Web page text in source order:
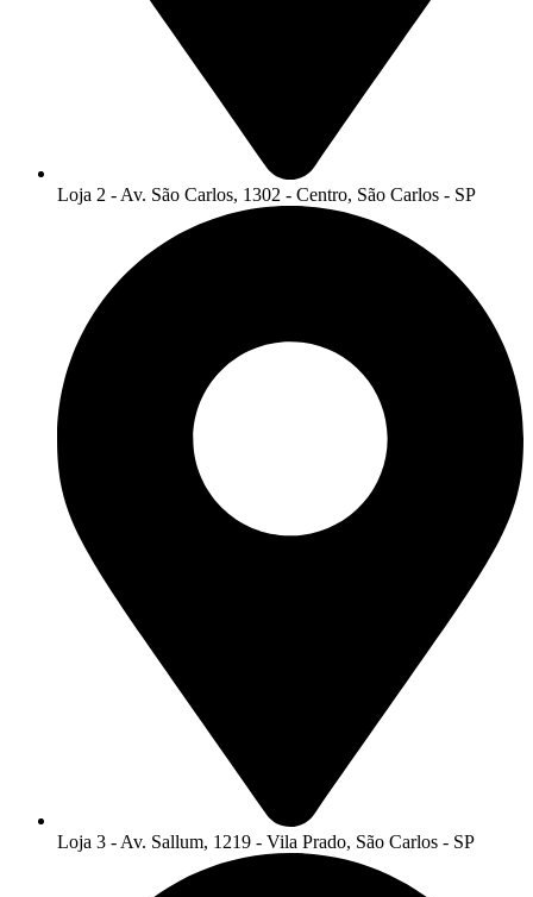
Loja 2 - Av. São Carlos, 1302 - Centro, São Carlos - SP
Loja 3 - Av. Sallum, 1219 - Vila Prado, São Carlos - SP